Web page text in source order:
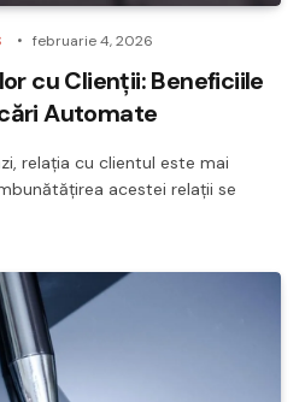
februarie 4, 2026
cu Clienții: Beneficiile
Automate
relația cu clientul este mai
acestei relații se